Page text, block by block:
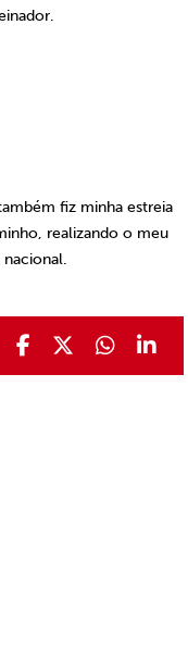
fiz minha estreia
realizando o meu